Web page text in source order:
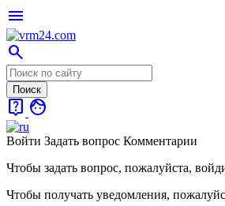
menu
search
live_help face
Войти Задать вопрос Комментарии
Чтобы задать вопрос, пожалуйста,
Чтобы получать уведомления,